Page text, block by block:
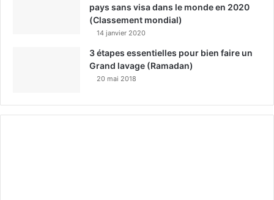
pays sans visa dans le monde en 2020
(Classement mondial)
14 janvier 2020
3 étapes essentielles pour bien faire un
Grand lavage (Ramadan)
20 mai 2018